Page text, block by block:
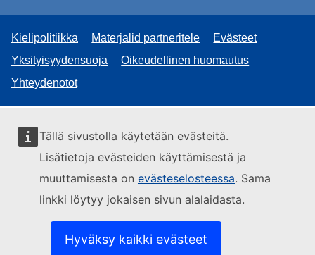
Tällä sivustolla käytetään evästeitä.
Lisätietoja evästeiden käyttämisestä ja
muuttamisesta on evästeselosteessa. Sama
linkki löytyy jokaisen sivun alalaidasta.
Hyväksy kaikki evästeet
Kielipolitiikka Materjalid partneritele
Evästeet
Yksityisyydensuoja
Oikeudellinen huomautus
Yhteydenotot